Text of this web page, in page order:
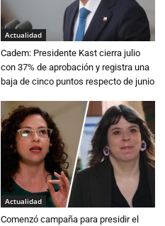
Actualidad
Cadem: Presidente Kast cierra julio
con 37% de aprobación y registra una
baja de cinco puntos respecto de junio
Actualidad
Comenzó campaña para presidir el